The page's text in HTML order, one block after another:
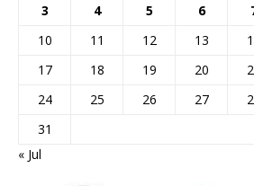
3
4 5 6
10
11 12 13
17
18 19 20
24
25 26 27
31
« Jul